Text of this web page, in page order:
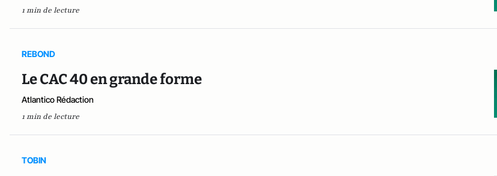
1 min de lecture
REBOND
Le CAC 40 en grande forme
Atlantico Rédaction
1 min de lecture
TOBIN